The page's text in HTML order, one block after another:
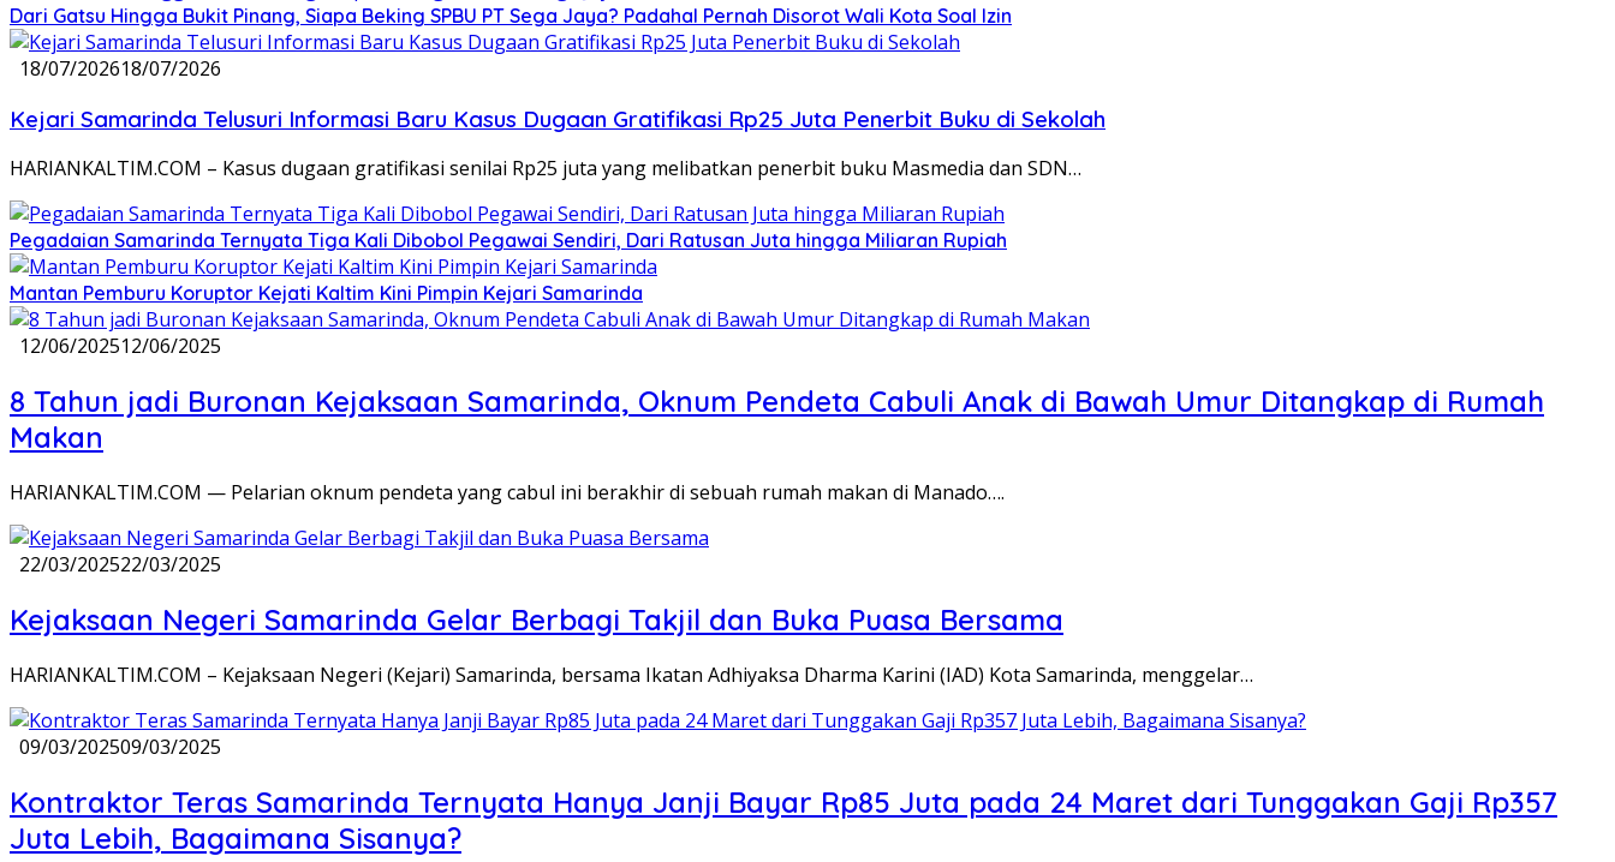
Dari Gatsu Hingga Bukit Pinang, Siapa Beking SPBU PT Sega Jaya? Padahal Pernah Disorot Wali Kota Soal Izin
18/07/202618/07/2026
Kejari Samarinda Telusuri Informasi Baru Kasus Dugaan Gratifikasi Rp25 Juta Penerbit Buku di Sekolah
HARIANKALTIM.COM – Kasus dugaan gratifikasi senilai Rp25 juta yang melibatkan penerbit buku Masmedia dan SDN…
Pegadaian Samarinda Ternyata Tiga Kali Dibobol Pegawai Sendiri, Dari Ratusan Juta hingga Miliaran Rupiah
Mantan Pemburu Koruptor Kejati Kaltim Kini Pimpin Kejari Samarinda
12/06/202512/06/2025
8 Tahun jadi Buronan Kejaksaan Samarinda, Oknum Pendeta Cabuli Anak di Bawah Umur Ditangkap di Rumah
Makan
HARIANKALTIM.COM — Pelarian oknum pendeta yang cabul ini berakhir di sebuah rumah makan di Manado….
22/03/202522/03/2025
Kejaksaan Negeri Samarinda Gelar Berbagi Takjil dan Buka Puasa Bersama
HARIANKALTIM.COM – Kejaksaan Negeri (Kejari) Samarinda, bersama Ikatan Adhiyaksa Dharma Karini (IAD) Kota Samarinda, menggelar…
09/03/202509/03/2025
Kontraktor Teras Samarinda Ternyata Hanya Janji Bayar Rp85 Juta pada 24 Maret dari Tunggakan Gaji Rp357
Juta Lebih, Bagaimana Sisanya?